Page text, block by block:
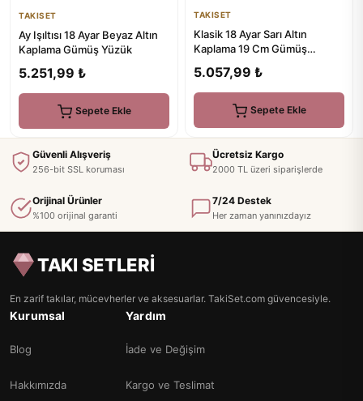
TAKISET
Ay Işıltısı 18 Ayar Beyaz Altın
Kaplama Gümüş Yüzük
5.251,99 ₺
Sepete Ekle
TAKISET
Klasik 18 Ayar Sarı Altın
Kaplama 19 Cm Gümüş
5.057,99 ₺
Sepete Ekle
Güvenli Alışveriş
256-bit SSL koruması
Ücretsiz Kargo
2000 TL üzeri siparişlerde
Orijinal Ürünler
%100 orijinal garanti
7/24 Destek
Her zaman yanınızdayız
TAKI SETLERİ
En zarif takılar, mücevherler ve aksesuarlar. TakiSet.com güvencesiyle.
Kurumsal
Blog
Hakkımızda
Yardım
İade ve Değişim
Kargo ve Teslimat